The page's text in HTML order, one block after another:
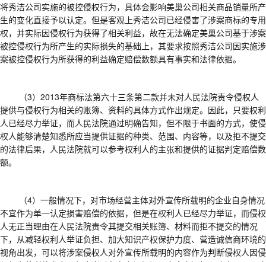
将秀洁公司实施的被控侵权行为，具体会影响美巢公司相关商品销量所产
生的变化直接予以认定。 但是客观上秀洁公司已经侵害了涉案商标的专用
权，并实际因侵权行为获得了相关利益，故在无法确定美巢公司基于涉案
被控侵权行为所产生的实际损失的基础上，其要求按照秀洁公司因实施涉
案被控侵权行为所获得的利益确定赔偿数额具有事实和法律依据。
（3） 2013年商标法第六十三条第二款并未对人民法院责令侵权人
提供与侵权行为相关的账簿、资料的具体方式作出规定。因此，只要权利
人已经尽力举证，而人民法院通过明确告知，但不限于书面的方式，使侵
权人能够清楚知悉所应当提供证据的种类、范围、内容等，以及拒不提交
的法律后果，人民法院就可以参考权利人的主张和提供的证据判定赔偿数
额。
（4） 一般情况下，对市场经营主体对外宣传所载明的企业自身情况
不宜作为单一认定损害赔偿的依据，但是在权利人已经尽力举证，而侵权
人无正当理由在人民法院责令其提交相关账簿、材料而拒不提交的情况
下，从减轻权利人举证负担、加大知识产权保护力度、营造诚信商环境的
视角出发，可以将涉案侵权人对外宣传所载明的内容作为判断侵权人因侵